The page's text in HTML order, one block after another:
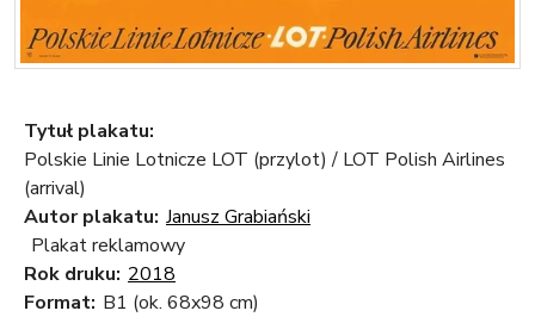
Tytuł plakatu:
Polskie Linie Lotnicze LOT (przylot) / LOT Polish Airlines
(arrival)
Autor plakatu: Janusz Grabiański
Plakat reklamowy
Rok druku: 2018
Format: B1 (ok. 68x98 cm)